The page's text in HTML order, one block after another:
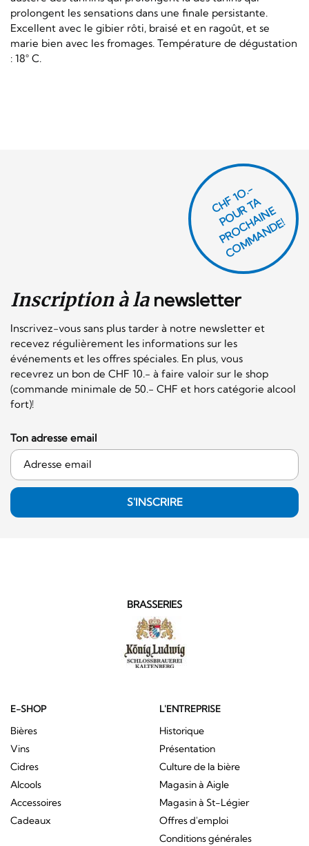
prolongent les sensations dans une finale persistante.
Excellent avec le gibier rôti, braisé et en ragoût, et se
marie bien avec les fromages. Température de dégustation
: 18° C.
Inscription à lanewsletter
Inscrivez-vous sans plus tarder à notre newsletter et
recevez régulièrement les informations sur les
événements et les offres spéciales. En plus, vous
recevrez un bon de CHF 10.- à faire valoir sur le shop
(commande minimale de 50.- CHF et hors catégorie alcool
fort)!
CHF 1O.-
P
O
U
R
T
A
P
R
O
C
H
AI
N
E
C
O
M
M
A
N
D
E!
Ton adresse email
S'INSCRIRE
BRASSERIES
E-SHOP
Bières
Vins
Cidres
Alcools
Accessoires
Cadeaux
L'ENTREPRISE
Historique
Présentation
Culture de la bière
Magasin à Aigle
Magasin à St-Légier
Offres d'emploi
Conditions générales